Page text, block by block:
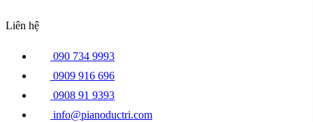
Liên hệ
090 734 9993
0909 916 696
0908 91 9393
info@pianoductri.com